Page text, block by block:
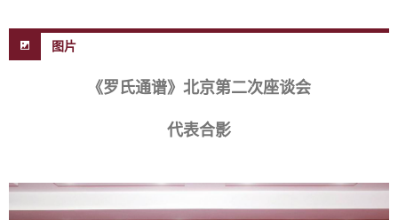
图片
《罗氏通谱》北京第二次座谈会
代表合影